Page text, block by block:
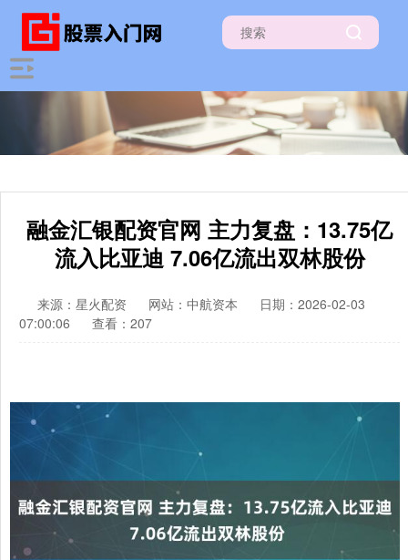
融金汇银配资官网 主力复盘：13.75亿
流入比亚迪 7.06亿流出双林股份
来源：星火配资 网站：中航资本
日期：2026-02-03
07:00:06
查看：207